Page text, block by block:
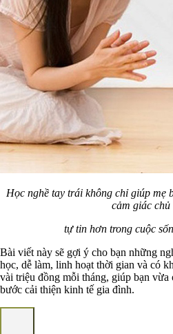
Học nghề tay trái không chỉ giúp mẹ
cảm giác chủ
tự tin hơn trong cuộc
Bài viết này sẽ gợi ý cho bạn những
học, dễ làm, linh hoạt thời gian và có
vài triệu đồng mỗi tháng, giúp bạn
bước cải thiện kinh tế gia đình.